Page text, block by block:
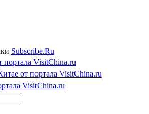
Subscribe.Ru
портала VisitChina.ru
от портала VisitChina.ru
VisitChina.ru